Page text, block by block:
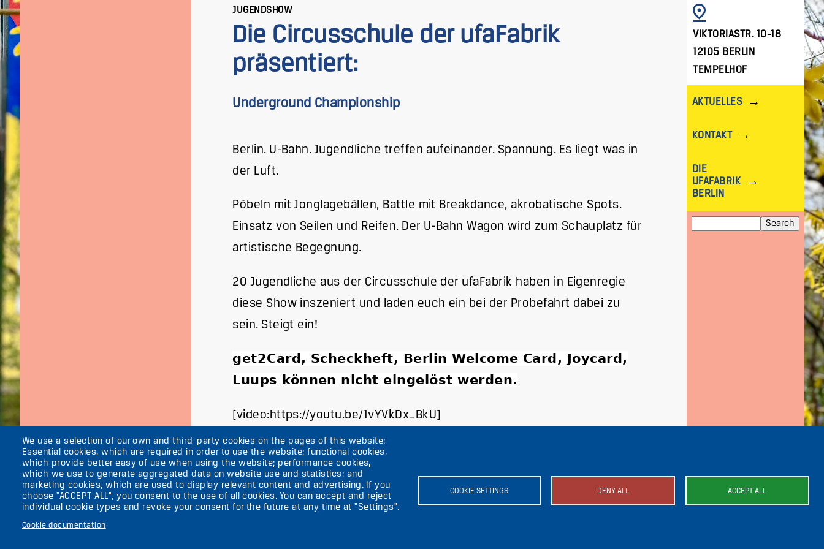
We use a selection of our own and third-party cookies on the pages of this website:
Essential cookies, which are required in order to use the website; functional cookies,
which provide better easy of use when using the website; performance cookies,
which we use to generate aggregated data on website use and statistics; and
marketing cookies, which are used to display relevant content and advertising. If you
choose "ACCEPT ALL", you consent to the use of all cookies. You can accept and reject
individual cookie types and revoke your consent for the future at any time at "Settings".
Cookie documentation
COOKIE SETTINGS DENY ALL ACCEPT ALL
JUGENDSHOW
Die Circusschule der ufaFabrik
präsentiert:
Underground Championship
Berlin. U-Bahn. Jugendliche treffen aufeinander. Spannung. Es liegt was in
der Luft.
Pöbeln mit Jonglagebällen, Battle mit Breakdance, akrobatische Spots.
Einsatz von Seilen und Reifen. Der U-Bahn Wagon wird zum Schauplatz für
artistische Begegnung.
20 Jugendliche aus der Circusschule der ufaFabrik haben in Eigenregie
diese Show inszeniert und laden euch ein bei der Probefahrt dabei zu
sein. Steigt ein!
get2Card, Scheckheft, Berlin Welcome Card, Joycard,
Luups können nicht eingelöst werden.
[video:https://youtu.be/1vYVkDx_BkU]
IMAGE
VIKTORIASTR. 10-18
12105 BERLIN
TEMPELHOF
AKTUELLES
KONTAKT
DIE
UFAFABRIK
BERLIN
Secondary
About the ufaFabrik
News